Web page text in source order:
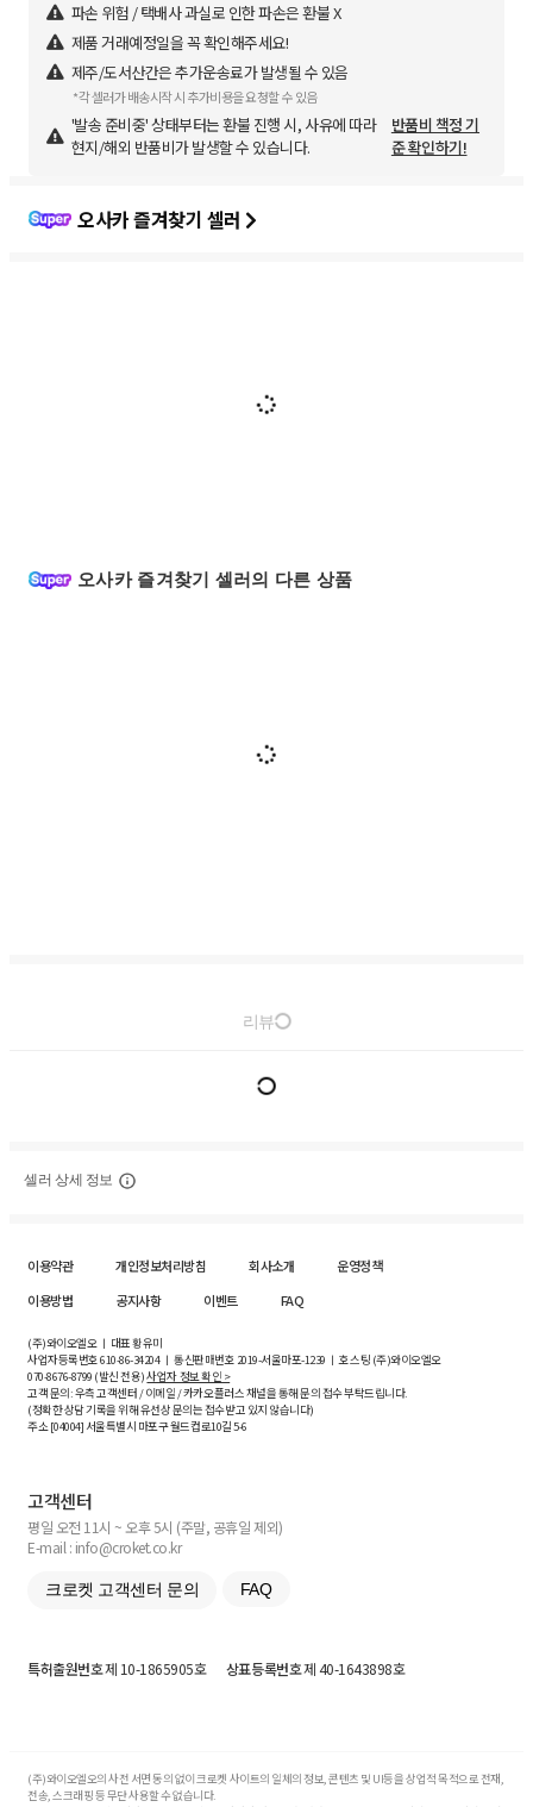
파손 위험 / 택배사 과실로 인한 파손은 환불 X
제품 거래예정일을 꼭 확인해주세요!
제주/도서산간은 추가운송료가 발생될 수 있음
*각 셀러가 배송시작 시 추가비용을 요청할 수 있음
'발송 준비중' 상태부터는 환불 진행 시, 사유에 따라
현지/해외 반품비가 발생할 수 있습니다.
반품비 책정 기
준 확인하기!
오사카 즐겨찾기 셀러
오사카 즐겨찾기 셀러의 다른 상품
리뷰
셀러 상세 정보
이용약관 개인정보처리방침 회사소개
운영정책
이용방법
공지사항 이벤트 FAQ
(주)와이오엘오 ㅣ 대표 황유미
사업자등록번호610-86-34204ㅣ 통신판매번호 2019-서울마포-1239 ㅣ 호스팅 (주)와이오엘오
070-8676-8799 (발신 전용)사업자 정보 확인 >
고객 문의: 우측 고객센터 / 이메일 / 카카오플러스 채널을 통해 문의 접수 부탁드립니다.
(정확한 상담 기록을 위해 유선상 문의는 접수받고 있지 않습니다)
주소 [04004] 서울특별시 마포구 월드컵로10길5-6
고객센터
평일 오전 11시 ~ 오후 5시 (주말, 공휴일 제외)
E-mail : info@croket.co.kr
크로켓 고객센터 문의 FAQ
특허출원번호제 10-1865905호 상표등록번호제 40-1643898호
(주)와이오엘오의 사전 서면 동의 없이 크로켓 사이트의 일체의 정보, 콘텐츠 및 UI등을 상업적 목적으로 전재,
전송, 스크래핑 등 무단 사용할 수 없습니다.